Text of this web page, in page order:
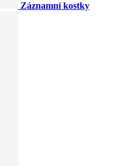
Záznamní kostky